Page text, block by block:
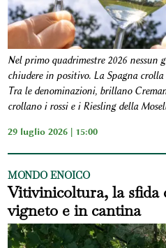
Nel primo quadrimestre 2026 nessun
chiudere in positivo. La Spagna
Tra le denominazioni, brillano
crollano i rossi e i Riesling della
29 luglio 2026 | 15:00
MONDO ENOICO
Vitivinicoltura, la sfida
vigneto e in cantina